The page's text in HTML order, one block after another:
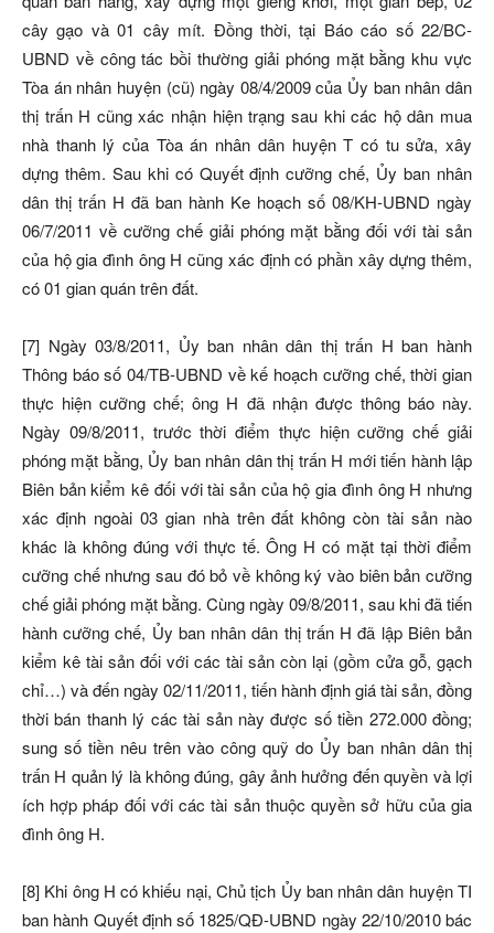
cây gạo và 01 cây mít. Đồng thời, tại Báo cáo số 22/BC-
UBND về công tác bồi thường giải phóng mặt bằng khu vực
Tòa án nhân huyện (cũ) ngày 08/4/2009 của Ủy ban nhân dân
thị trấn H cũng xác nhận hiện trạng sau khi các hộ dân mua
nhà thanh lý của Tòa án nhân dân huyện T có tu sửa, xây
dựng thêm. Sau khi có Quyết định cưỡng chế, Ủy ban nhân
dân thị trấn H đã ban hành Ke hoạch số 08/KH-UBND ngày
06/7/2011 về cưỡng chế giải phóng mặt bằng đối với tài sản
của hộ gia đình ông H cũng xác định có phần xây dựng thêm,
có 01 gian quán trên đất.
[7] Ngày 03/8/2011, Ủy ban nhân dân thị trấn H ban hành
Thông báo số 04/TB-UBND về kế hoạch cưỡng chế, thời gian
thực hiện cưỡng chế; ông H đã nhận được thông báo này.
Ngày 09/8/2011, trước thời điểm thực hiện cưỡng chế giải
phóng mặt bằng, Ủy ban nhân dân thị trấn H mới tiến hành lập
Biên bản kiểm kê đối với tài sản của hộ gia đình ông H nhưng
xác định ngoài 03 gian nhà trên đất không còn tài sản nào
khác là không đúng với thực tế. Ông H có mặt tại thời điểm
cưỡng chế nhưng sau đó bỏ về không ký vào biên bản cưỡng
chế giải phóng mặt bằng. Cùng ngày 09/8/2011, sau khi đã tiến
hành cưỡng chế, Ủy ban nhân dân thị trấn H đã lập Biên bản
kiểm kê tài sản đối với các tài sản còn lại (gồm cửa gỗ, gạch
chỉ…) và đến ngày 02/11/2011, tiến hành định giá tài sản, đồng
thời bán thanh lý các tài sản này được số tiền 272.000 đồng;
sung số tiền nêu trên vào công quỹ do Ủy ban nhân dân thị
trấn H quản lý là không đúng, gây ảnh hưởng đến quyền và lợi
ích hợp pháp đối với các tài sản thuộc quyền sở hữu của gia
đình ông H.
[8] Khi ông H có khiếu nại, Chủ tịch Ủy ban nhân dân huyện TI
ban hành Quyết định số 1825/QĐ-UBND ngày 22/10/2010 bác